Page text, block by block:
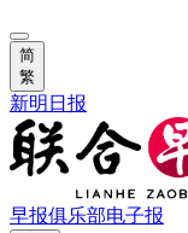
简
繁
新明日报
早报俱乐部电子报